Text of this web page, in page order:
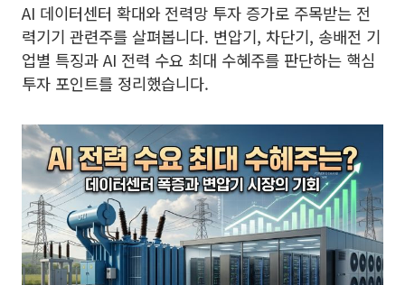
AI 데이터센터 확대와 전력망 투자 증가로 주목받는 전
력기기 관련주를 살펴봅니다. 변압기, 차단기, 송배전 기
업별 특징과 AI 전력 수요 최대 수혜주를 판단하는 핵심
투자 포인트를 정리했습니다.